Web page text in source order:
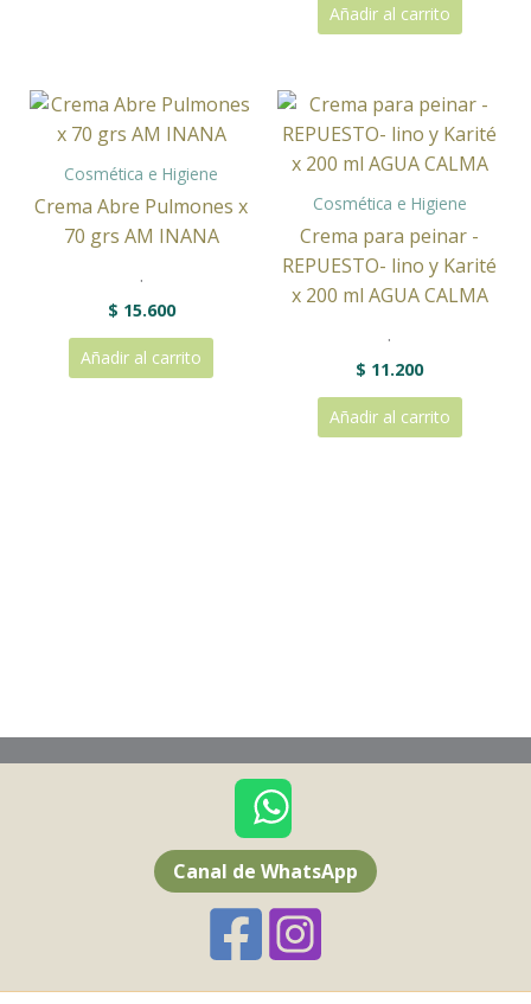
Añadir al carrito
Cosmética e Higiene
Crema Abre Pulmones x
70 grs AM INANA
.
$ 15.600
Añadir al carrito
Cosmética e Higiene
Crema para peinar -
REPUESTO- lino y Karité
x 200 ml AGUA CALMA
.
$ 11.200
Añadir al carrito
Canal de WhatsApp